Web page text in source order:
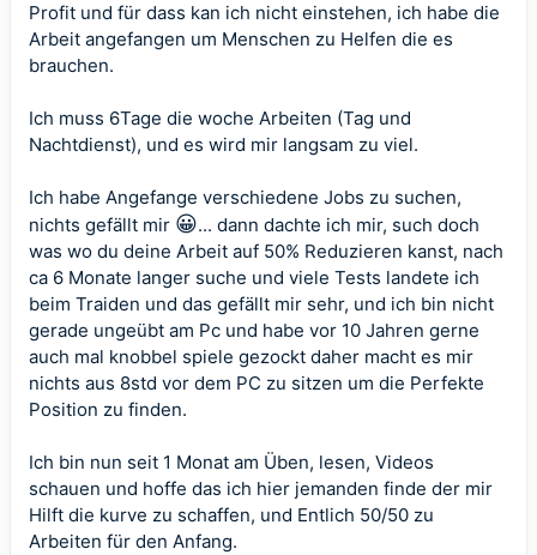
Profit und für dass kan ich nicht einstehen, ich habe die
Arbeit angefangen um Menschen zu Helfen die es
brauchen.
Ich muss 6Tage die woche Arbeiten (Tag und
Nachtdienst), und es wird mir langsam zu viel.
Ich habe Angefange verschiedene Jobs zu suchen,
nichts gefällt mir 😀... dann dachte ich mir, such doch
was wo du deine Arbeit auf 50% Reduzieren kanst, nach
ca 6 Monate langer suche und viele Tests landete ich
beim Traiden und das gefällt mir sehr, und ich bin nicht
gerade ungeübt am Pc und habe vor 10 Jahren gerne
auch mal knobbel spiele gezockt daher macht es mir
nichts aus 8std vor dem PC zu sitzen um die Perfekte
Position zu finden.
Ich bin nun seit 1 Monat am Üben, lesen, Videos
schauen und hoffe das ich hier jemanden finde der mir
Hilft die kurve zu schaffen, und Entlich 50/50 zu
Arbeiten für den Anfang.